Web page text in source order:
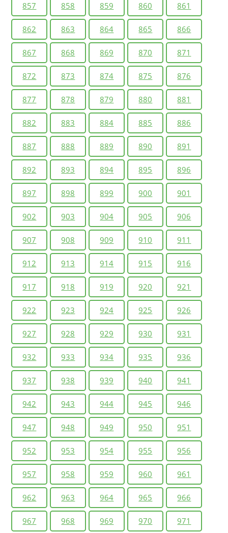
857 858 859 860 861
862 863 864 865 866
867 868 869 870 871
872 873 874 875 876
877 878 879 880 881
882 883 884 885 886
887 888 889 890 891
892 893 894 895 896
897 898 899 900 901
902 903 904 905 906
907 908 909 910 911
912 913 914 915 916
917 918 919 920 921
922 923 924 925 926
927 928 929 930 931
932 933 934 935 936
937 938 939 940 941
942 943 944 945 946
947 948 949 950 951
952 953 954 955 956
957 958 959 960 961
962 963 964 965 966
967 968 969 970 971